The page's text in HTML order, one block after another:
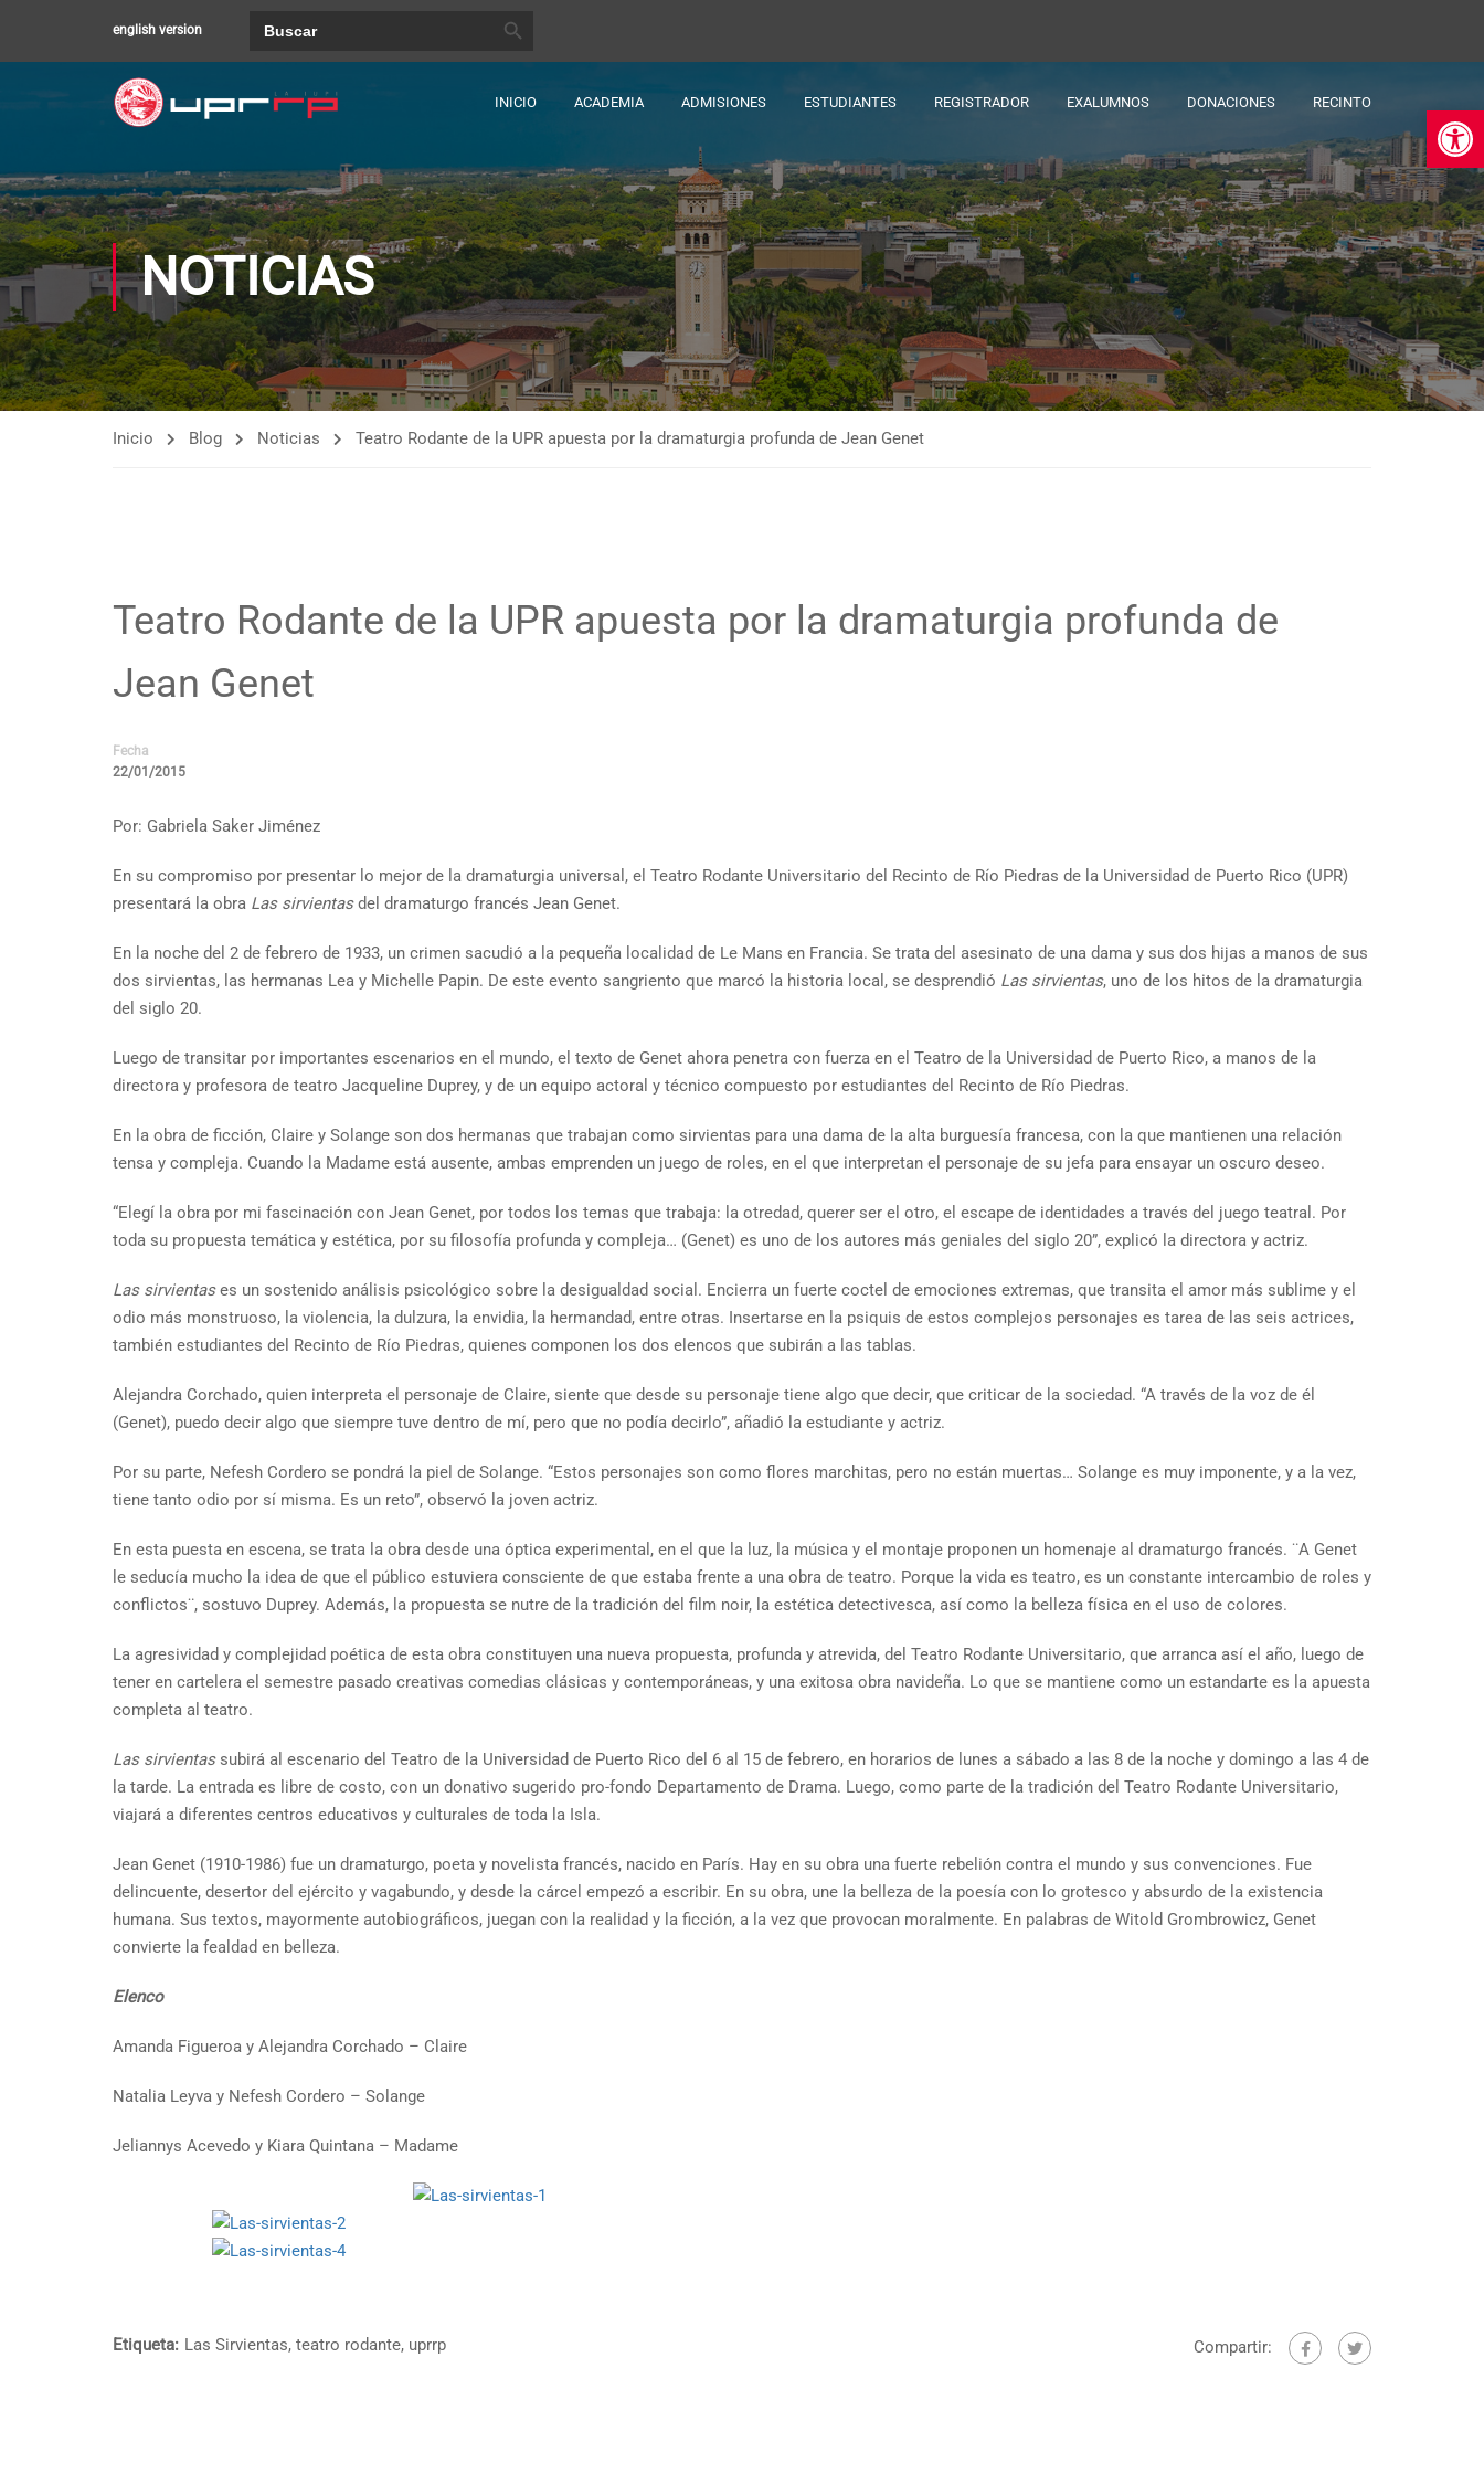
english version
INICIO ACADEMIA ADMISIONES ESTUDIANTES REGISTRADOR EXALUMNOS DONACIONES RECINTO
NOTICIAS
Inicio Blog Noticias Teatro Rodante de la UPR apuesta por la dramaturgia profunda de Jean Genet
Teatro Rodante de la UPR apuesta por la dramaturgia profunda de
Jean Genet
Fecha
22/01/2015
Por: Gabriela Saker Jiménez
En su compromiso por presentar lo mejor de la dramaturgia universal, el Teatro Rodante Universitario del Recinto de Río Piedras de la Universidad de Puerto Rico (UPR)
presentará la obra Las sirvientasdel dramaturgo francés Jean Genet.
En la noche del 2 de febrero de 1933, un crimen sacudió a la pequeña localidad de Le Mans en Francia. Se trata del asesinato de una dama y sus dos hijas a manos de sus
dos sirvientas, las hermanas Lea y Michelle Papin. De este evento sangriento que marcó la historia local, se desprendió Las sirvientas, uno de los hitos de la dramaturgia
del siglo 20.
Luego de transitar por importantes escenarios en el mundo, el texto de Genet ahora penetra con fuerza en el Teatro de la Universidad de Puerto Rico, a manos de la
directora y profesora de teatro Jacqueline Duprey, y de un equipo actoral y técnico compuesto por estudiantes del Recinto de Río Piedras.
En la obra de ficción, Claire y Solange son dos hermanas que trabajan como sirvientas para una dama de la alta burguesía francesa, con la que mantienen una relación
tensa y compleja. Cuando la Madame está ausente, ambas emprenden un juego de roles, en el que interpretan el personaje de su jefa para ensayar un oscuro deseo.
“Elegí la obra por mi fascinación con Jean Genet, por todos los temas que trabaja: la otredad, querer ser el otro, el escape de identidades a través del juego teatral. Por
toda su propuesta temática y estética, por su filosofía profunda y compleja… (Genet) es uno de los autores más geniales del siglo 20”, explicó la directora y actriz.
Las sirvientases un sostenido análisis psicológico sobre la desigualdad social. Encierra un fuerte coctel de emociones extremas, que transita el amor más sublime y el
odio más monstruoso, la violencia, la dulzura, la envidia, la hermandad, entre otras. Insertarse en la psiquis de estos complejos personajes es tarea de las seis actrices,
también estudiantes del Recinto de Río Piedras, quienes componen los dos elencos que subirán a las tablas.
Alejandra Corchado, quien interpreta el personaje de Claire, siente que desde su personaje tiene algo que decir, que criticar de la sociedad. “A través de la voz de él
(Genet), puedo decir algo que siempre tuve dentro de mí, pero que no podía decirlo”, añadió la estudiante y actriz.
Por su parte, Nefesh Cordero se pondrá la piel de Solange. “Estos personajes son como flores marchitas, pero no están muertas… Solange es muy imponente, y a la vez,
tiene tanto odio por sí misma. Es un reto”, observó la joven actriz.
En esta puesta en escena, se trata la obra desde una óptica experimental, en el que la luz, la música y el montaje proponen un homenaje al dramaturgo francés. ¨A Genet
le seducía mucho la idea de que el público estuviera consciente de que estaba frente a una obra de teatro. Porque la vida es teatro, es un constante intercambio de roles y
conflictos¨, sostuvo Duprey. Además, la propuesta se nutre de la tradición del film noir, la estética detectivesca, así como la belleza física en el uso de colores.
La agresividad y complejidad poética de esta obra constituyen una nueva propuesta, profunda y atrevida, del Teatro Rodante Universitario, que arranca así el año, luego de
tener en cartelera el semestre pasado creativas comedias clásicas y contemporáneas, y una exitosa obra navideña. Lo que se mantiene como un estandarte es la apuesta
completa al teatro.
Las sirvientassubirá al escenario del Teatro de la Universidad de Puerto Rico del 6 al 15 de febrero, en horarios de lunes a sábado a las 8 de la noche y domingo a las 4 de
la tarde. La entrada es libre de costo, con un donativo sugerido pro-fondo Departamento de Drama. Luego, como parte de la tradición del Teatro Rodante Universitario,
viajará a diferentes centros educativos y culturales de toda la Isla.
Jean Genet (1910-1986) fue un dramaturgo, poeta y novelista francés, nacido en París. Hay en su obra una fuerte rebelión contra el mundo y sus convenciones. Fue
delincuente, desertor del ejército y vagabundo, y desde la cárcel empezó a escribir. En su obra, une la belleza de la poesía con lo grotesco y absurdo de la existencia
humana. Sus textos, mayormente autobiográficos, juegan con la realidad y la ficción, a la vez que provocan moralmente. En palabras de Witold Grombrowicz, Genet
convierte la fealdad en belleza.
Elenco
Amanda Figueroa y Alejandra Corchado – Claire
Natalia Leyva y Nefesh Cordero – Solange
Jeliannys Acevedo y Kiara Quintana – Madame
Etiqueta: Las Sirvientas, teatro rodante, uprrp Compartir: